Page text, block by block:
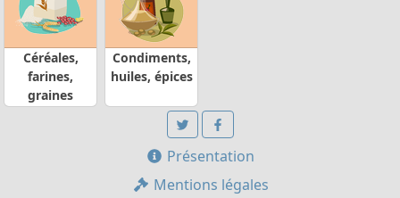
Céréales,
farines,
graines
Condiments,
huiles, épices
Présentation
Mentions légales